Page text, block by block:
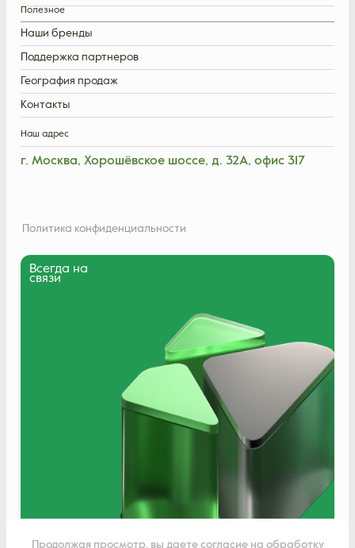
Продолжая просмотр, вы даете согласие на обработку
Полезное
Наши бренды
Поддержка партнеров
География продаж
Контакты
Политика конфиденциальности
Наш адрес
г. Москва, Хорошёвское шоссе, д. 32А, офис 317
Всегда на
связи